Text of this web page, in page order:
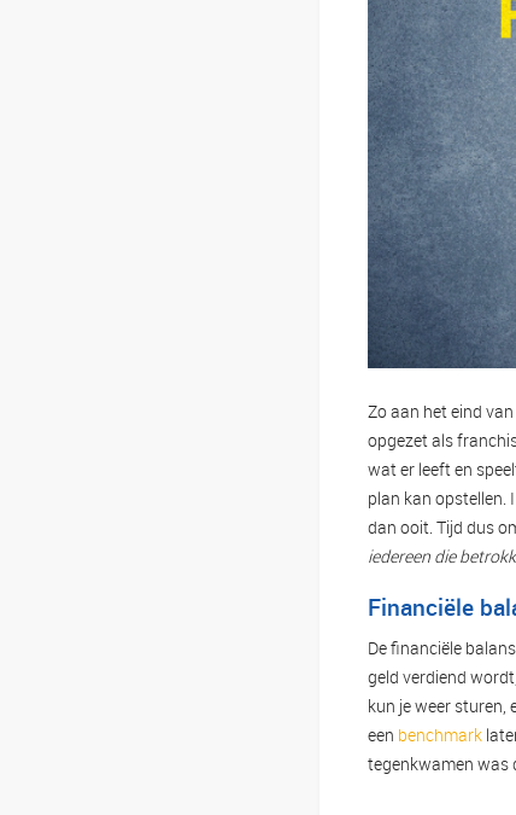
Zo aan het eind
opgezet als
wat er leeft en
plan kan opstellen.
dan ooit. Tijd dus
iedereen die
Financiële
De financiële
geld verdiend
kun je weer sturen,
een benchmark
tegenkwamen was